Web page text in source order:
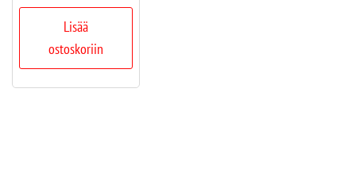
Lisää
ostoskoriin